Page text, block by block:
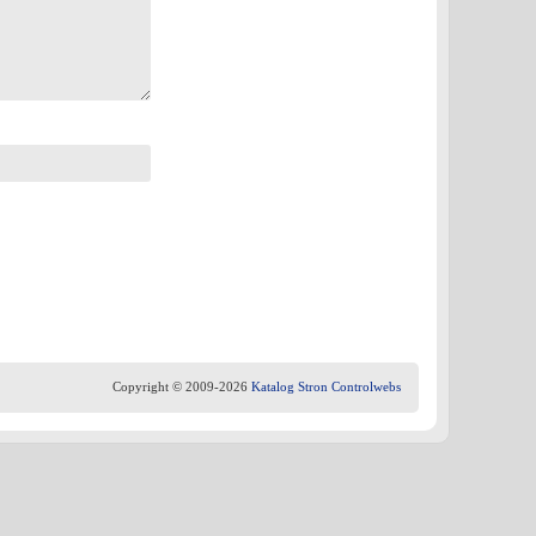
Copyright © 2009-2026 Katalog Stron Controlwebs